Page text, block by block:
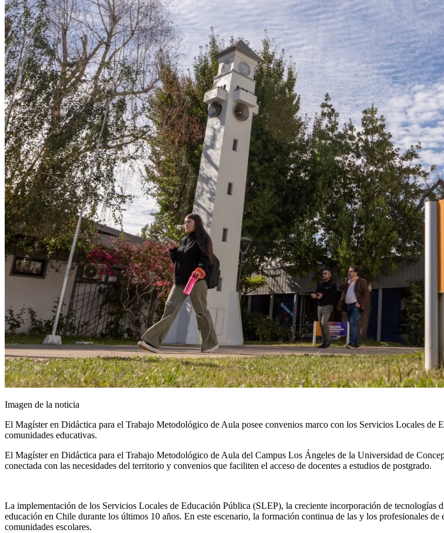
Imagen de la noticia
El Magíster en Didáctica para el Trabajo Metodológico de Aula posee convenios marco con los Servicios Locales
comunidades educativas.
El Magíster en Didáctica para el Trabajo Metodológico de Aula del Campus Los Ángeles de la Universidad de
conectada con las necesidades del territorio y convenios que faciliten el acceso de docentes a estudios de postgrado.
La implementación de los Servicios Locales de Educación Pública (SLEP), la creciente incorporación de tecnologías
educación en Chile durante los últimos 10 años. En este escenario, la formación continua de las y los profesionales de
comunidades escolares.